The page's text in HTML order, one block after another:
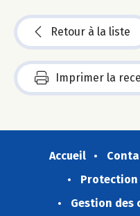
Retour à la liste
Imprimer la
Accueil
Protection
Gestion des